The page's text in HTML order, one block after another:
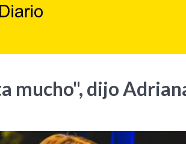
mucho", dijo